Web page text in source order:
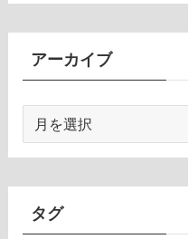
アーカイブ
カ
イ
タグ